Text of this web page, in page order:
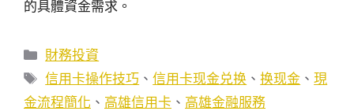
的具體資金需求。
分
類
財務投資
標
籤
信用卡操作技巧 、信用卡现金兑换 、换现金 、現
金流程簡化 、 高雄信用卡 、 高雄金融服務